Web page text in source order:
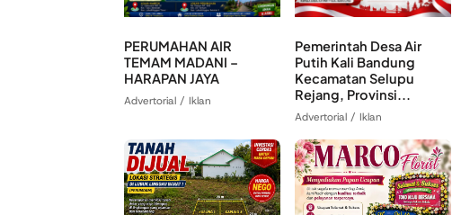
PERUMAHAN AIR
TEMAM MADANI –
HARAPAN JAYA
Advertorial / Iklan
Pemerintah Desa Air
Putih Kali Bandung
Kecamatan Selupu
Rejang, Provinsi...
Advertorial / Iklan